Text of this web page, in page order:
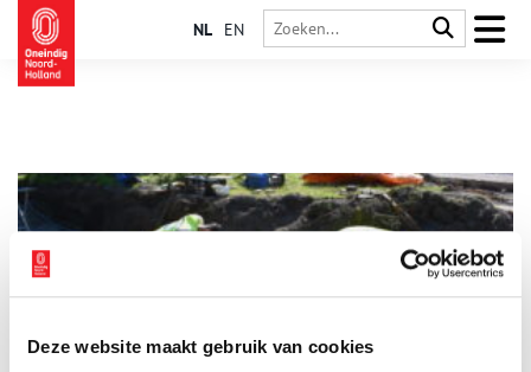
Deze website maakt gebruik van cookies
NL EN